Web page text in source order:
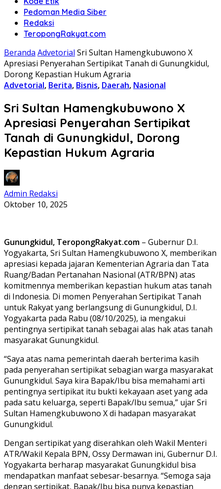
Pedoman Media Siber
Redaksi
TeropongRakyat.com
Beranda Advetorial Sri Sultan Hamengkubuwono X
Apresiasi Penyerahan Sertipikat Tanah di Gunungkidul,
Dorong Kepastian Hukum Agraria
Advetorial, Berita, Bisnis, Daerah, Nasional
Sri Sultan Hamengkubuwono X
Apresiasi Penyerahan Sertipikat
Tanah di Gunungkidul, Dorong
Kepastian Hukum Agraria
Admin Redaksi
Oktober 10, 2025
Gunungkidul, TeropongRakyat.com – Gubernur D.I.
Yogyakarta, Sri Sultan Hamengkubuwono X, memberikan
apresiasi kepada jajaran Kementerian Agraria dan Tata
Ruang/Badan Pertanahan Nasional (ATR/BPN) atas
komitmennya memberikan kepastian hukum atas tanah
di Indonesia. Di momen Penyerahan Sertipikat Tanah
untuk Rakyat yang berlangsung di Gunungkidul, D.I.
Yogyakarta pada Rabu (08/10/2025), ia mengakui
pentingnya sertipikat tanah sebagai alas hak atas tanah
masyarakat Gunungkidul.
“Saya atas nama pemerintah daerah berterima kasih
pada penyerahan sertipikat sebagian warga masyarakat
Gunungkidul. Saya kira Bapak/Ibu bisa memahami arti
pentingnya sertipikat itu bukti kekayaan aset yang ada
pada satu keluarga, seperti Bapak/Ibu semua,” ujar Sri
Sultan Hamengkubuwono X di hadapan masyarakat
Gunungkidul.
Dengan sertipikat yang diserahkan oleh Wakil Menteri
ATR/Wakil Kepala BPN, Ossy Dermawan ini, Gubernur D.I.
Yogyakarta berharap masyarakat Gunungkidul bisa
mendapatkan manfaat sebesar-besarnya. “Semoga saja
dengan sertipikat, Bapak/Ibu bisa punya kepastian